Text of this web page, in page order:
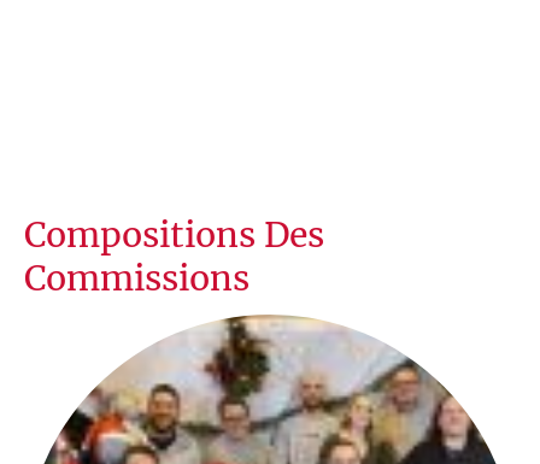
Compositions Des
Commissions